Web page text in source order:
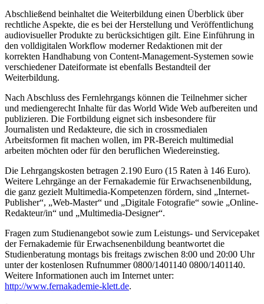
Abschließend beinhaltet die Weiterbildung einen Überblick über
rechtliche Aspekte, die es bei der Herstellung und Veröffentlichung
audiovisueller Produkte zu berücksichtigen gilt. Eine Einführung in
den volldigitalen Workflow moderner Redaktionen mit der
korrekten Handhabung von Content-Management-Systemen sowie
verschiedener Dateiformate ist ebenfalls Bestandteil der
Weiterbildung.
Nach Abschluss des Fernlehrgangs können die Teilnehmer sicher
und mediengerecht Inhalte für das World Wide Web aufbereiten und
publizieren. Die Fortbildung eignet sich insbesondere für
Journalisten und Redakteure, die sich in crossmedialen
Arbeitsformen fit machen wollen, im PR-Bereich multimedial
arbeiten möchten oder für den beruflichen Wiedereinstieg.
Die Lehrgangskosten betragen 2.190 Euro (15 Raten à 146 Euro).
Weitere Lehrgänge an der Fernakademie für Erwachsenenbildung,
die ganz gezielt Multimedia-Kompetenzen fördern, sind „Internet-
Publisher“, „Web-Master“ und „Digitale Fotografie“ sowie „Online-
Redakteur/in“ und „Multimedia-Designer“.
Fragen zum Studienangebot sowie zum Leistungs- und Servicepaket
der Fernakademie für Erwachsenenbildung beantwortet die
Studienberatung montags bis freitags zwischen 8:00 und 20:00 Uhr
unter der kostenlosen Rufnummer 0800/1401140 0800/1401140.
Weitere Informationen auch im Internet unter:
http://www.fernakademie-klett.de.